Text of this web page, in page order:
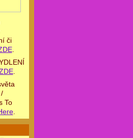
či
.
.
To
.